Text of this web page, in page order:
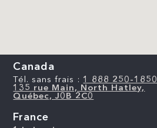
Canada
Tél. sans frais : 1 888 250-1850
135 rue Main, North Hatley,
Québec, J0B 2C0
France